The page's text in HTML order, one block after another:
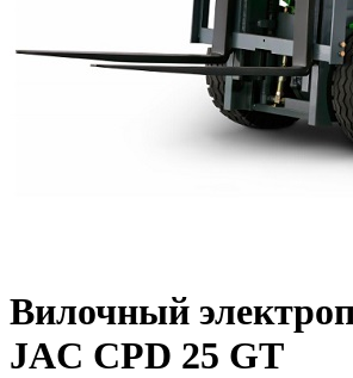
Вилочный
JAC CPD 25 GT